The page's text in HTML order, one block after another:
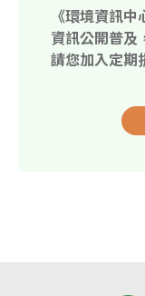
《環境資訊
資訊公開普及
請您加入定期